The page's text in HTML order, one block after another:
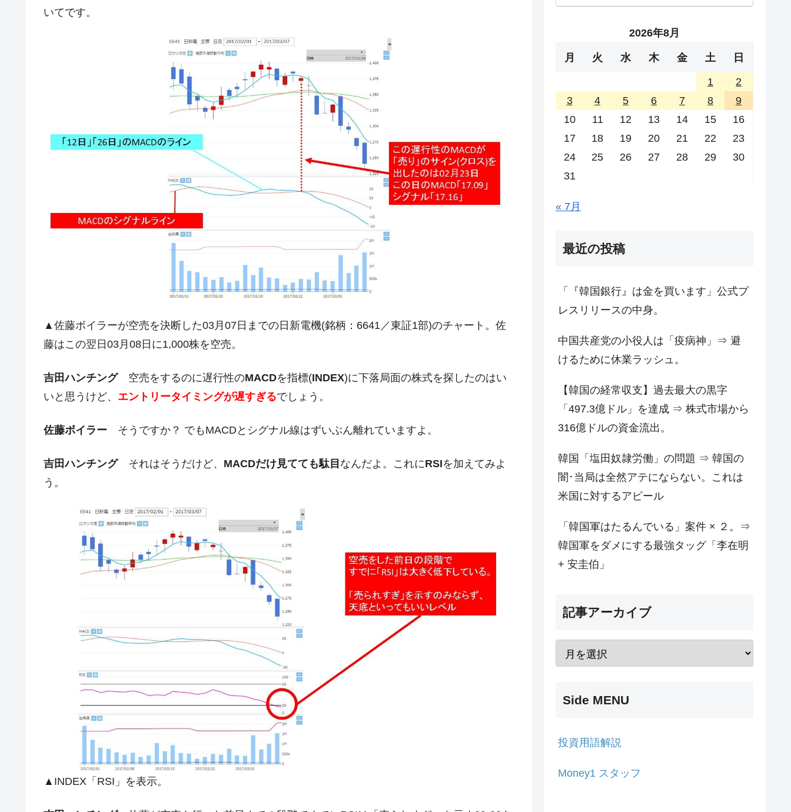
韓国政府『BYD』車への補助金を全廃 ⇒ 実は韓国で『BYD』車は売れている。6カ月で対前年同期比
在韓米国大使スティールが着韓！⇒ さっそく空港に詰めかけ「出て行け！」「極右勢力」のプラカー
韓国政府「2035年までに18.4GW規模のAIデータセンター整備」⇒ だから無理だってば。
『Money1』 JPモルガン「韓国レバレッジETFの清算はほぼ終わった」
韓国『国民年金公団』株価暴落で200兆蒸発。
韓国政府「ニセＫ-ブランドを通報しようキャンペーン」⇒ あの名物教授も登場！
韓国「橋が落ちました」⇒ 耐久性「なさすぎ」では。
『Money1』 韓国鉄鋼最大手『POSCO』ズブズブ沈む。営業利益80.2％も減少
日本の誇る海洋資源調査船『白嶺』は先進技術の塊！
夏の甲子園、優勝校を最も多く輩出している都道府県とは？
今話題の「楽天ライオンズ」とは？
全て勝つといくら？ 競馬GI競走で勝利騎手がもらえる賞金とは？
Fact1 発表から2日で大崩壊、鳴かず飛ばずに終わりそうなスーパーリーグとは？
Fact1 日本人マスターズ挑戦の歴史。松山以前に最高位だった選手とは？
いてです。
▲佐藤ボイラーが空売を決断した03月07日までの日新電機(銘柄：6641／東証1部)のチャート。佐
藤はこの翌日03月08日に1,000株を空売。
吉田ハンチング空売をするのに遅行性のMACDを指標(INDEX)に下落局面の株式を探したのはい
いと思うけど、 エントリータイミングが遅すぎるでしょう。
佐藤ボイラー そうですか？ でもMACDとシグナル線はずいぶん離れていますよ。
吉田ハンチングそれはそうだけど、 MACDだけ見てても駄目 なんだよ。これにRSIを加えてみよ
う。
▲INDEX「RSI」を表示。
2026年8月
月 火 水 木 金 土 日
1
2
3
4 5 6 7 8
9
10
11 12 13 14 15
16
17
18 19 20 21 22
23
24
25 26 27 28 29
30
31
« 7月
最近の投稿
「『韓国銀行』は金を買います」公式プ
レスリリースの中身。
中国共産党の小役人は「疫病神」⇒ 避
けるために休業ラッシュ。
【韓国の経常収支】過去最大の黒字
「497.3億ドル」を達成 ⇒ 株式市場から
316億ドルの資金流出。
韓国「塩田奴隷労働」の問題 ⇒ 韓国の
闇･当局は全然アテにならない。これは
米国に対するアピール
「韓国軍はたるんでいる」案件 × ２。⇒
韓国軍をダメにする最強タッグ「李在明
+ 安圭伯」
記事アーカイブ
Side MENU
投資用語解説
Money1 スタッフ